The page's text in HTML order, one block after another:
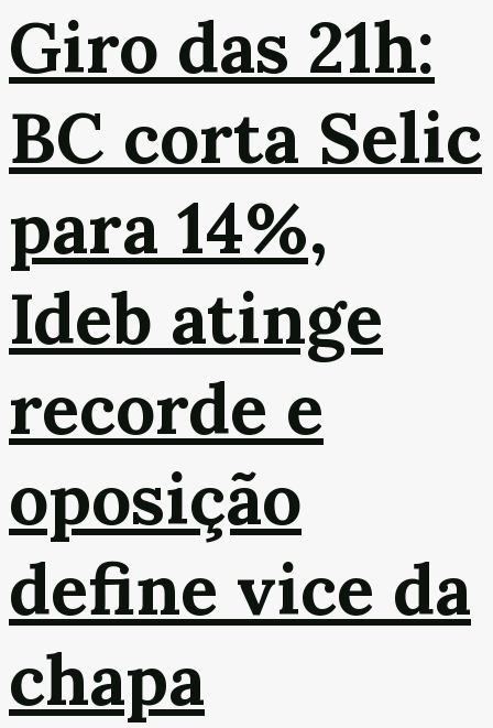
Giro das 21h:
BC corta Selic
para 14%,
Ideb atinge
recorde e
oposição
define vice da
chapa